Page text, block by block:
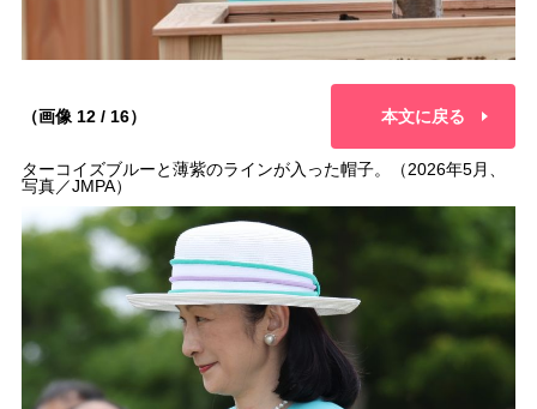
（画像 12 / 16） 本文に戻る
ターコイズブルーと薄紫のラインが入った帽子。（2026年5月、
写真／JMPA）